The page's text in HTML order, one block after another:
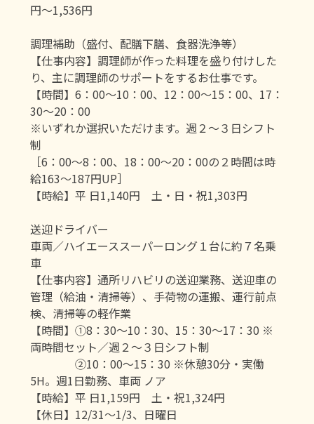
円〜1,536円
調理補助（盛付、配膳下膳、食器洗浄等）
【仕事内容】調理師が作った料理を盛り付けした
り、主に調理師のサポートをするお仕事です。
【時間】6：00〜10：00、12：00〜15：00、17：
30〜20：00
※いずれか選択いただけます。週２〜３日シフト
制
［6：00〜8：00、18：00〜20：00の２時間は時
給163〜187円UP］
【時給】平 日1,140円 土・日・祝1,303円
送迎ドライバー
車両／ハイエーススーパーロング１台に約７名乗
車
【仕事内容】通所リハビリの送迎業務、送迎車の
管理（給油・清掃等）、手荷物の運搬、運行前点
検、清掃等の軽作業
【時間】①8：30〜10：30、15：30〜17：30 ※
両時間セット／週２〜３日シフト制
②10：00〜15：30 ※休憩30分・実働
5H。週1日勤務、車両 ノア
【時給】平 日1,159円 土・祝1,324円
【休日】12/31〜1/3、日曜日